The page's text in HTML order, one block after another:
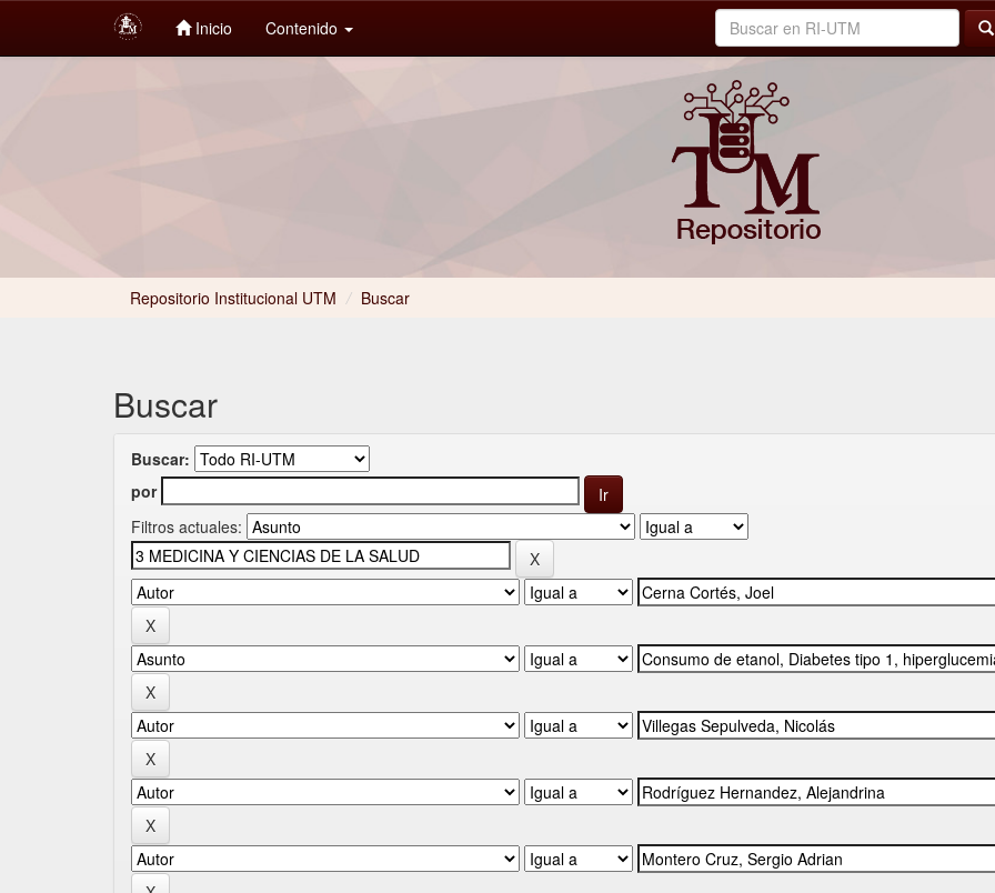
Inicio Contenido
Repositorio Institucional UTM / Buscar
Buscar
Buscar:
por
Filtros actuales: